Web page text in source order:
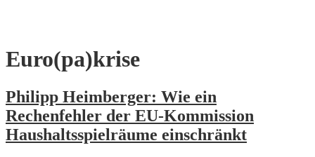
Skip
to
Euro(pa)krise
Philipp Heimberger: Wie ein
Rechenfehler der EU-Kommission
Haushaltsspielräume einschränkt